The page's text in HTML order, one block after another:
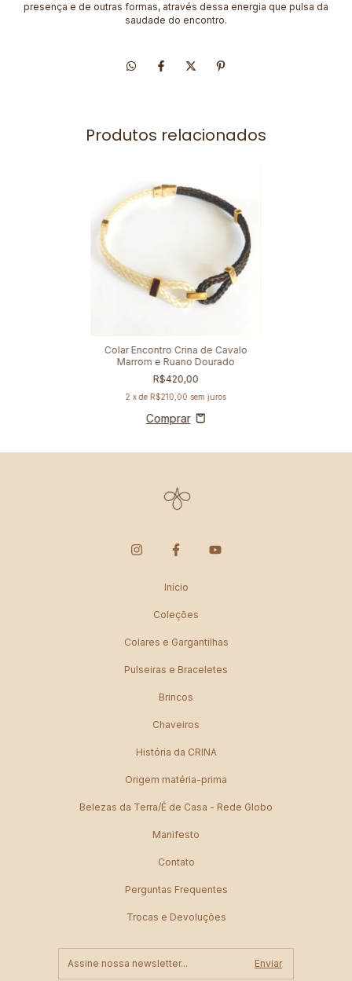
presença e de outras formas, através dessa energia que pulsa da
saudade do encontro.
Produtos relacionados
Colar Encontro Crina de Cavalo
Marrom e Ruano Dourado
R$420,00
2 x de R$210,00 sem juros
Início
Coleções
Colares e Gargantilhas
Pulseiras e Braceletes
Brincos
Chaveiros
História da CRINA
Origem matéria-prima
Belezas da Terra/É de Casa - Rede Globo
Manifesto
Contato
Perguntas Frequentes
Trocas e Devoluções